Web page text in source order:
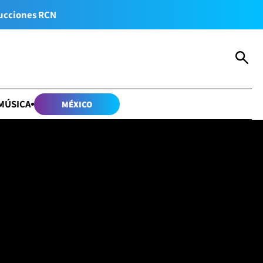
RCN
MÉXICO